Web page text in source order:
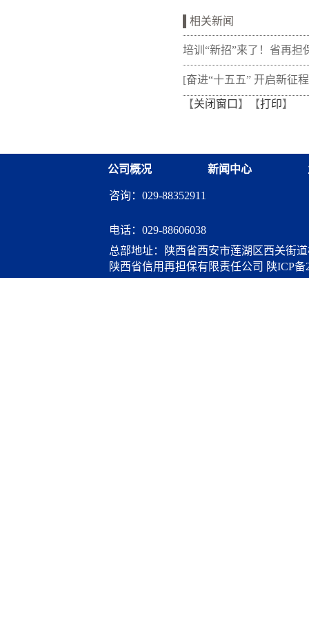
相关新闻
培训“新招”来了！省再担
新"以审代训"， 让政策学
从"听"变"练"
[奋进“十五五” 开启新征
融资担保体系这样做](十
【关闭窗口 】【打印】
公司概况 新闻中心
咨询：029-88352911
电话： 029-88606038
陕西省信用再担保有限责任公司 陕ICP备
总部地址：陕西省西安市莲湖区西关街